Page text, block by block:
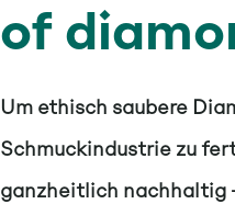
of
Um ethisch saubere
Schmuckindustrie zu
ganzheitlich nachhaltig